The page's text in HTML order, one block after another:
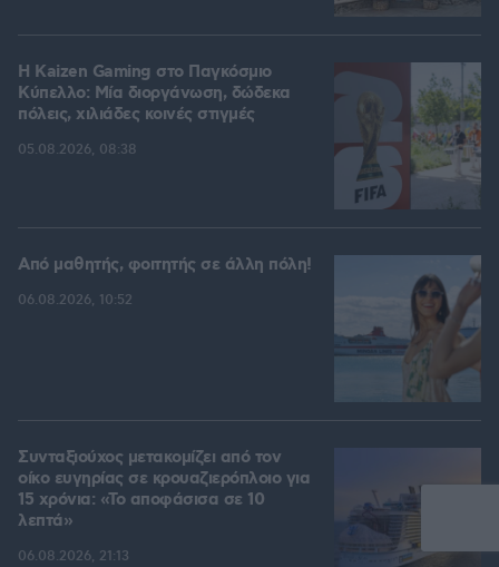
H Kaizen Gaming στο Παγκόσμιο
Kύπελλο: Μία διοργάνωση, δώδεκα
πόλεις, χιλιάδες κοινές στιγμές
05.08.2026, 08:38
Από μαθητής, φοιτητής σε άλλη πόλη!
06.08.2026, 10:52
Συνταξιούχος μετακομίζει από τον
οίκο ευγηρίας σε κρουαζιερόπλοιο για
15 χρόνια: «Το αποφάσισα σε 10
λεπτά»
06.08.2026, 21:13